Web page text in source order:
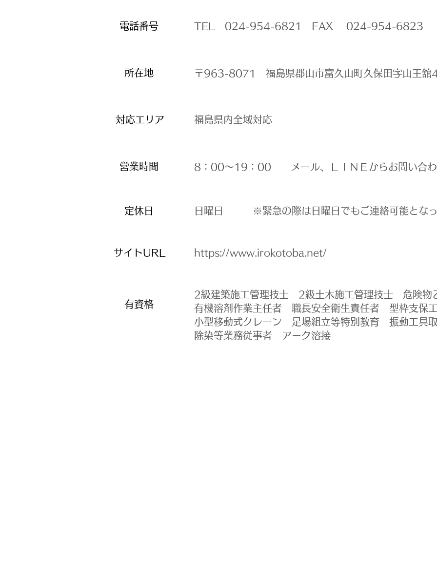
​電話番号 TEL 024-954-6821 FAX 024-954-6823
​所在地 〒963-8071 福島県郡山市富久山町久保田字山王舘
​対応エリア ​福島県内全域対応
​営業時間 ​8：00～19：00 メール、ＬＩＮＥからお問い合
​定休日 日曜日 ※緊急の際は日曜日でもご連絡可能となっ
​サイトURL https://www.irokotoba.net/
有資格
​2級建築施工管理技士 2級土木施工管理技士 危険
有機溶剤作業主任者 職長安全衛生責任者 型枠支保
小型移動式クレーン 足場組立等特別教育 振動工具
​除染等業務従事者 アーク溶接